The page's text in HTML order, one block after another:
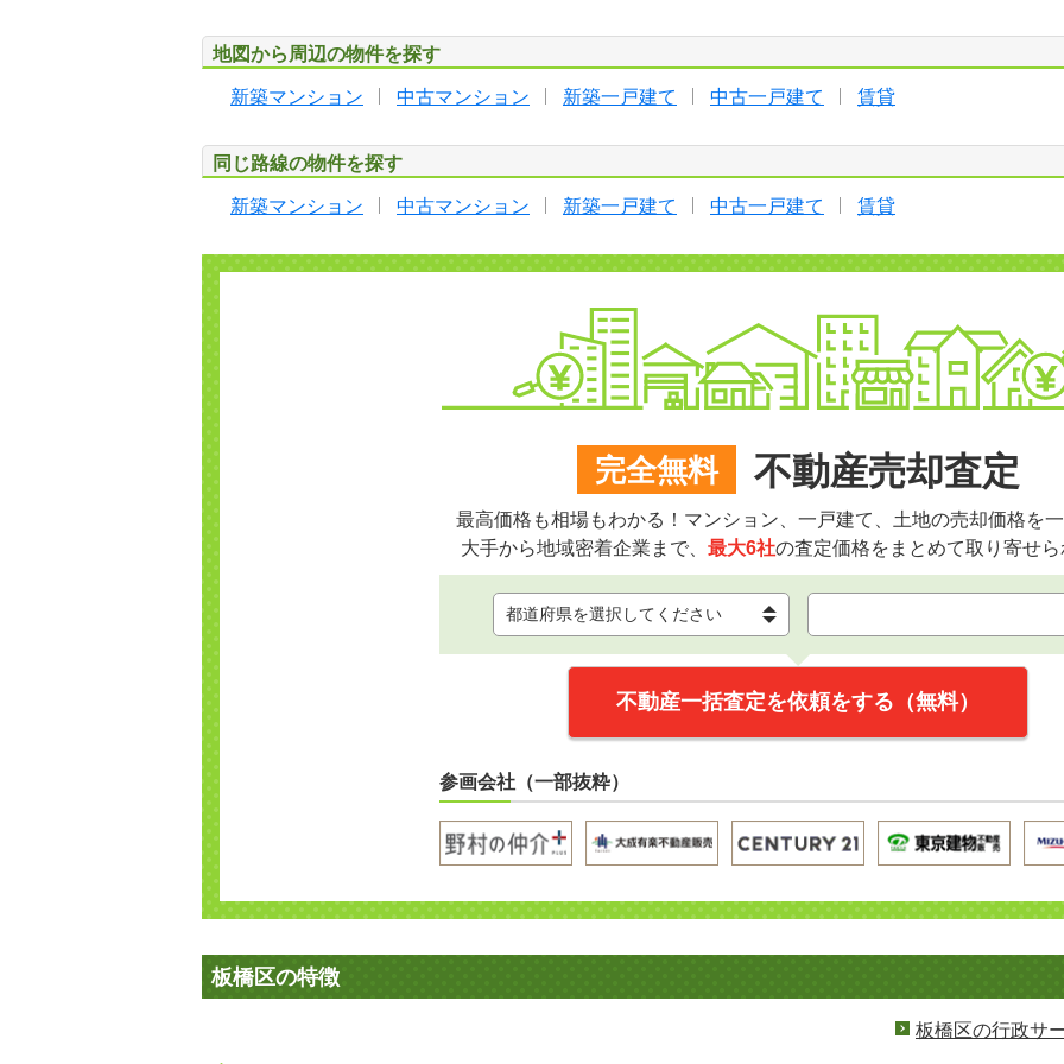
地図から周辺の物件を探す
新築マンション 中古マンション 新築一戸建て 中古一戸建て 賃貸
同じ路線の物件を探す
新築マンション 中古マンション 新築一戸建て 中古一戸建て 賃貸
完全無料 不動産売却査定
最高価格も相場もわかる！マンション、一戸建て、土地の売却価格を
大手から地域密着企業まで、 最大6社の査定価格をまとめて取り寄せ
不動産一括査定を依頼をする（無料）
参画会社（一部抜粋）
板橋区の特徴
板橋区の行政サ